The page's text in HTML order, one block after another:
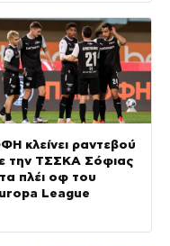
κλείνει ραντεβού
την ΤΣΣΚΑ Σόφιας
πλέι οφ του
League